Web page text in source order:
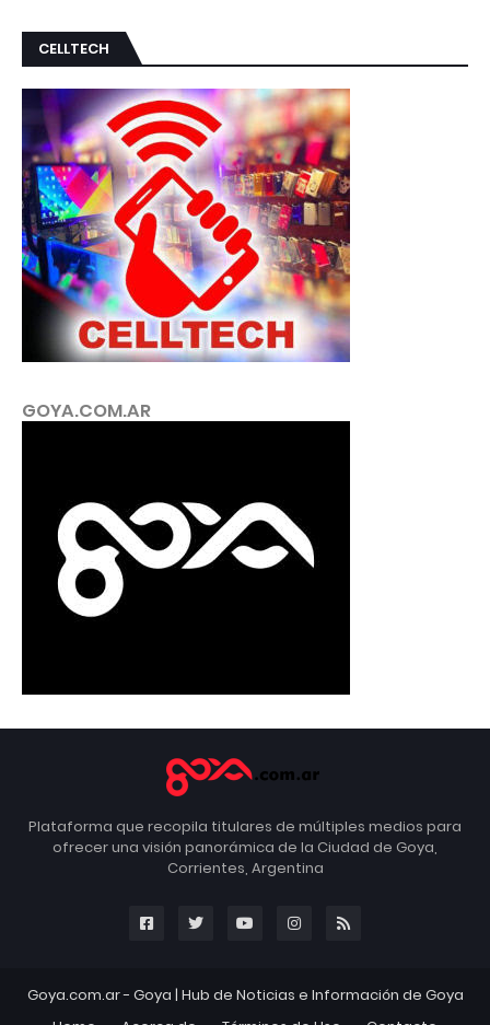
CELLTECH
GOYA.COM.AR
Plataforma que recopila titulares de múltiples medios para
ofrecer una visión panorámica de la Ciudad de Goya,
Corrientes, Argentina
Goya.com.ar - Goya | Hub de Noticias e Información de Goya